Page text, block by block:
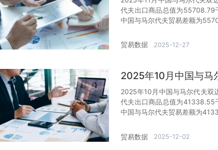
代夫出口商品总值为55708.79
中国与马尔代夫贸易差额为
贸易数据 2025-12-27
2025年10月中国与马
2025年10月中国与马尔代夫双
代夫出口商品总值为41338.55
中国与马尔代夫贸易差额为
贸易数据 2025-12-02